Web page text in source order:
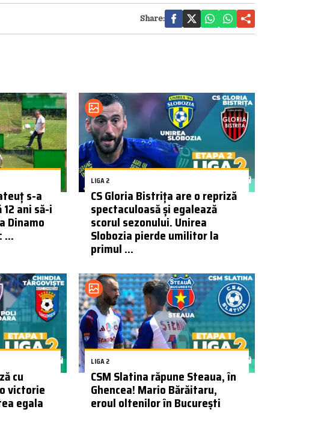
Share:
s-a
ani să-i
Dinamo
...
LIGA 2
CS Gloria Bistrița are o repriză
spectaculoasă și egalează
scorul sezonului. Unirea
Slobozia pierde umilitor la
primul ...
cu
victorie
egala
LIGA 2
CSM Slatina răpune Steaua, în
Ghencea! Mario Bărăitaru,
eroul oltenilor în București